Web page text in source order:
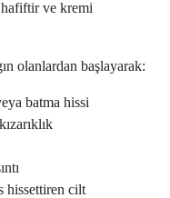
ve kremi
olanlardan başlayarak:
batma hissi
hissettiren cilt